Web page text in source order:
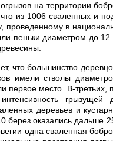
на территории
из 1006 сваленных и
в
пеньки диаметром до
что большинство
имели стволы
первое место. В-
грызущей
деревьев и
берез оказались дальше
одна сваленная